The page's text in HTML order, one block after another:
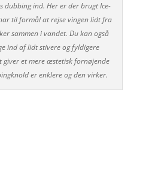
dubbing ind. Her er der brugt Ice-
til formål at rejse vingen lidt fra
sammen i vandet. Du kan også
ind af lidt stivere og fyldigere
giver et mere æstetisk fornøjende
er enklere og den virker.